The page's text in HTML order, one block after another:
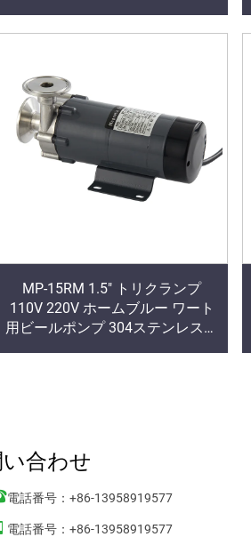
ー
MP-15RM 1.5" トリクランプ
110V 220V ホームブルー ワート
用ビールポンプ 304ステンレス鋼
合わせ
電話番号：+86-13958919577
電話番号：+86-13958919577